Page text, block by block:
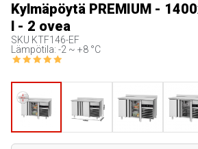
Kylmäpöytä PREMIUM -
l - 2 ovea
SKU KTF146-EF
Lämpötila: -2 ~ +8 °C